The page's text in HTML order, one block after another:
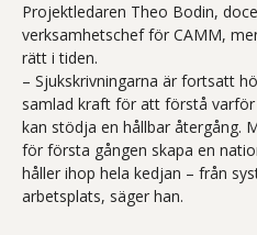
Projektledaren Theo Bodin,
verksamhetschef för CAMM,
rätt i tiden.
– Sjukskrivningarna är fortsatt
samlad kraft för att förstå
kan stödja en hållbar återgång.
för första gången skapa en
håller ihop hela kedjan – från
arbetsplats, säger han.